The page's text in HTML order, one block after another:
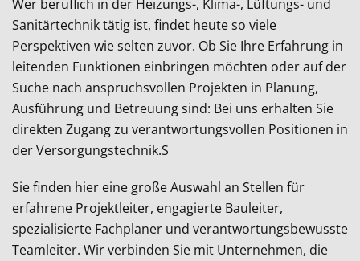
Wer beruflich in der Heizungs-, Klima-, Lüftungs- und
Sanitärtechnik tätig ist, findet heute so viele
Perspektiven wie selten zuvor. Ob Sie Ihre Erfahrung in
leitenden Funktionen einbringen möchten oder auf der
Suche nach anspruchsvollen Projekten in Planung,
Ausführung und Betreuung sind: Bei uns erhalten Sie
direkten Zugang zu verantwortungsvollen Positionen in
der Versorgungstechnik.S
Sie finden hier eine große Auswahl an Stellen für
erfahrene Projektleiter, engagierte Bauleiter,
spezialisierte Fachplaner und verantwortungsbewusste
Teamleiter. Wir verbinden Sie mit Unternehmen, die